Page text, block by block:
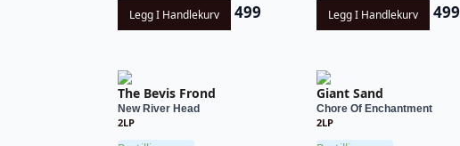
Legg I Handlekurv 499 Legg I Handlekurv 499
The Bevis Frond
New River Head
2LP
Giant Sand
Chore Of Enchantment
2LP